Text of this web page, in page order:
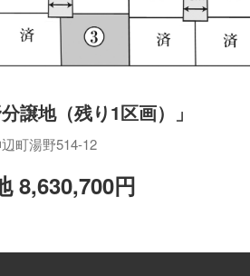
分譲地（残り1区画）」
町湯野514-12
8,630,700円